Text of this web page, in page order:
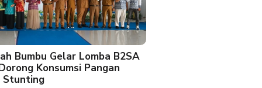
Bumbu Gelar Lomba B2SA
Konsumsi Pangan
Stunting